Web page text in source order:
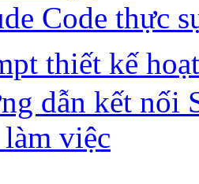
Code thực
thiết kế
dẫn kết nối
việc